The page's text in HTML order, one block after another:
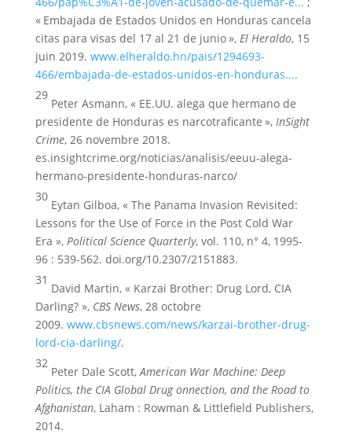
« Embajada de Estados Unidos en Honduras cancela
citas para visas del 17 al 21 de junio », El Heraldo, 15
juin 2019. www.elheraldo.hn/pais/1294693-
466/embajada-de-estados-unidos-en-honduras....
29
Peter Asmann, « EE.UU. alega que hermano de
presidente de Honduras es narcotraficante », InSight
Crime, 26 novembre 2018.
es.insightcrime.org/noticias/analisis/eeuu-alega-
hermano-presidente-honduras-narco/
30
Eytan Gilboa, « The Panama Invasion Revisited:
Lessons for the Use of Force in the Post Cold War
Era », Political Science Quarterly, vol. 110, n° 4, 1995-
96 : 539-562. doi.org/10.2307/2151883.
31
David Martin, « Karzai Brother: Drug Lord, CIA
Darling? », CBS News, 28 octobre
2009. www.cbsnews.com/news/karzai-brother-drug-
lord-cia-darling/.
32
Peter Dale Scott, American War Machine: Deep
Politics, the CIA Global Drug onnection, and the Road to
Afghanistan, Laham : Rowman & Littlefield Publishers,
2014.